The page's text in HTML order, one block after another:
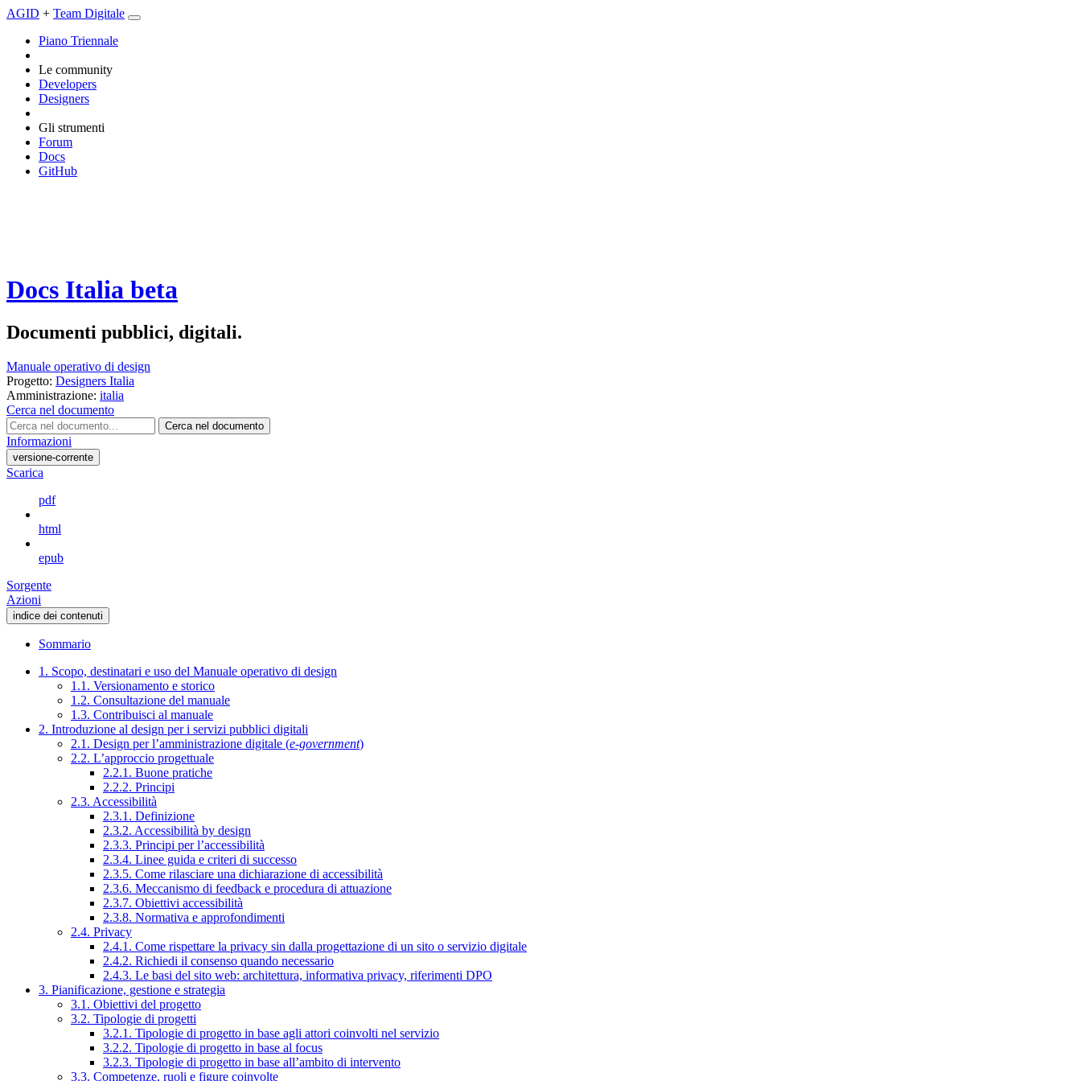
AGID + Team Digitale
Piano Triennale
Le community
Developers
Designers
Gli strumenti
Forum
Docs
GitHub
Docs Italia beta
Documenti pubblici, digitali.
Manuale operativo di design
Progetto: Designers Italia
Amministrazione: italia
Cerca nel documento
Cerca nel documento
Informazioni
versione-corrente
Scarica
pdf
html
epub
Sorgente
Azioni
indice dei contenuti
Sommario
1. Scopo, destinatari e uso del Manuale operativo di design
1.1. Versionamento e storico
1.2. Consultazione del manuale
1.3. Contribuisci al manuale
2. Introduzione al design per i servizi pubblici digitali
2.1. Design per l’amministrazione digitale (e-government)
2.2. L’approccio progettuale
2.2.1. Buone pratiche
2.2.2. Principi
2.3. Accessibilità
2.3.1. Definizione
2.3.2. Accessibilità by design
2.3.3. Principi per l’accessibilità
2.3.4. Linee guida e criteri di successo
2.3.5. Come rilasciare una dichiarazione di accessibilità
2.3.6. Meccanismo di feedback e procedura di attuazione
2.3.7. Obiettivi accessibilità
2.3.8. Normativa e approfondimenti
2.4. Privacy
2.4.1. Come rispettare la privacy sin dalla progettazione di un sito o servizio digitale
2.4.2. Richiedi il consenso quando necessario
2.4.3. Le basi del sito web: architettura, informativa privacy, riferimenti DPO
3. Pianificazione, gestione e strategia
3.1. Obiettivi del progetto
3.2. Tipologie di progetti
3.2.1. Tipologie di progetto in base agli attori coinvolti nel servizio
3.2.2. Tipologie di progetto in base al focus
3.2.3. Tipologie di progetto in base all’ambito di intervento
3.3. Competenze, ruoli e figure coinvolte